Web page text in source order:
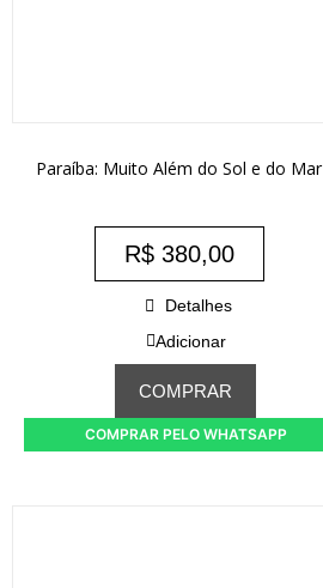
Paraíba: Muito Além do Sol e do Mar
R$ 380,00
Detalhes
Adicionar
COMPRAR
COMPRAR PELO WHATSAPP